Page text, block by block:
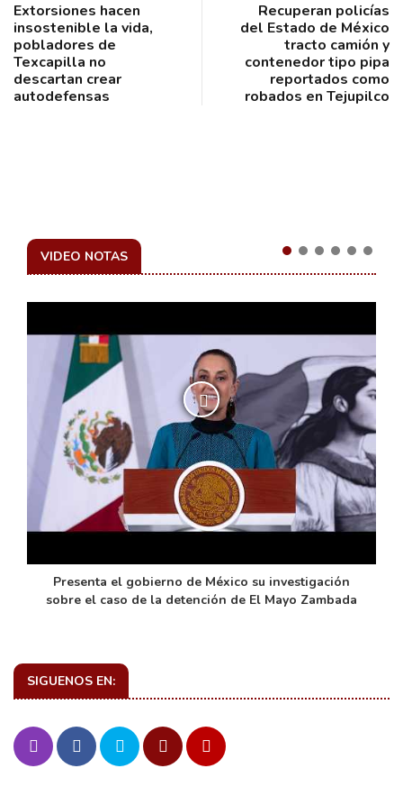
Extorsiones hacen
insostenible la vida,
pobladores de
Texcapilla no
descartan crear
autodefensas
Recuperan policías
del Estado de México
tracto camión y
contenedor tipo pipa
reportados como
robados en Tejupilco
VIDEO NOTAS
Presenta el gobierno de México su investigación
sobre el caso de la detención de El Mayo Zambada
SIGUENOS EN: